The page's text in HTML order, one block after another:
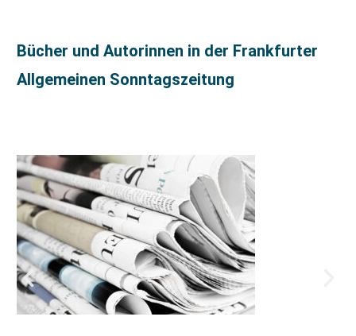
Bücher und Autorinnen in der Frankfurter
Allgemeinen Sonntagszeitung